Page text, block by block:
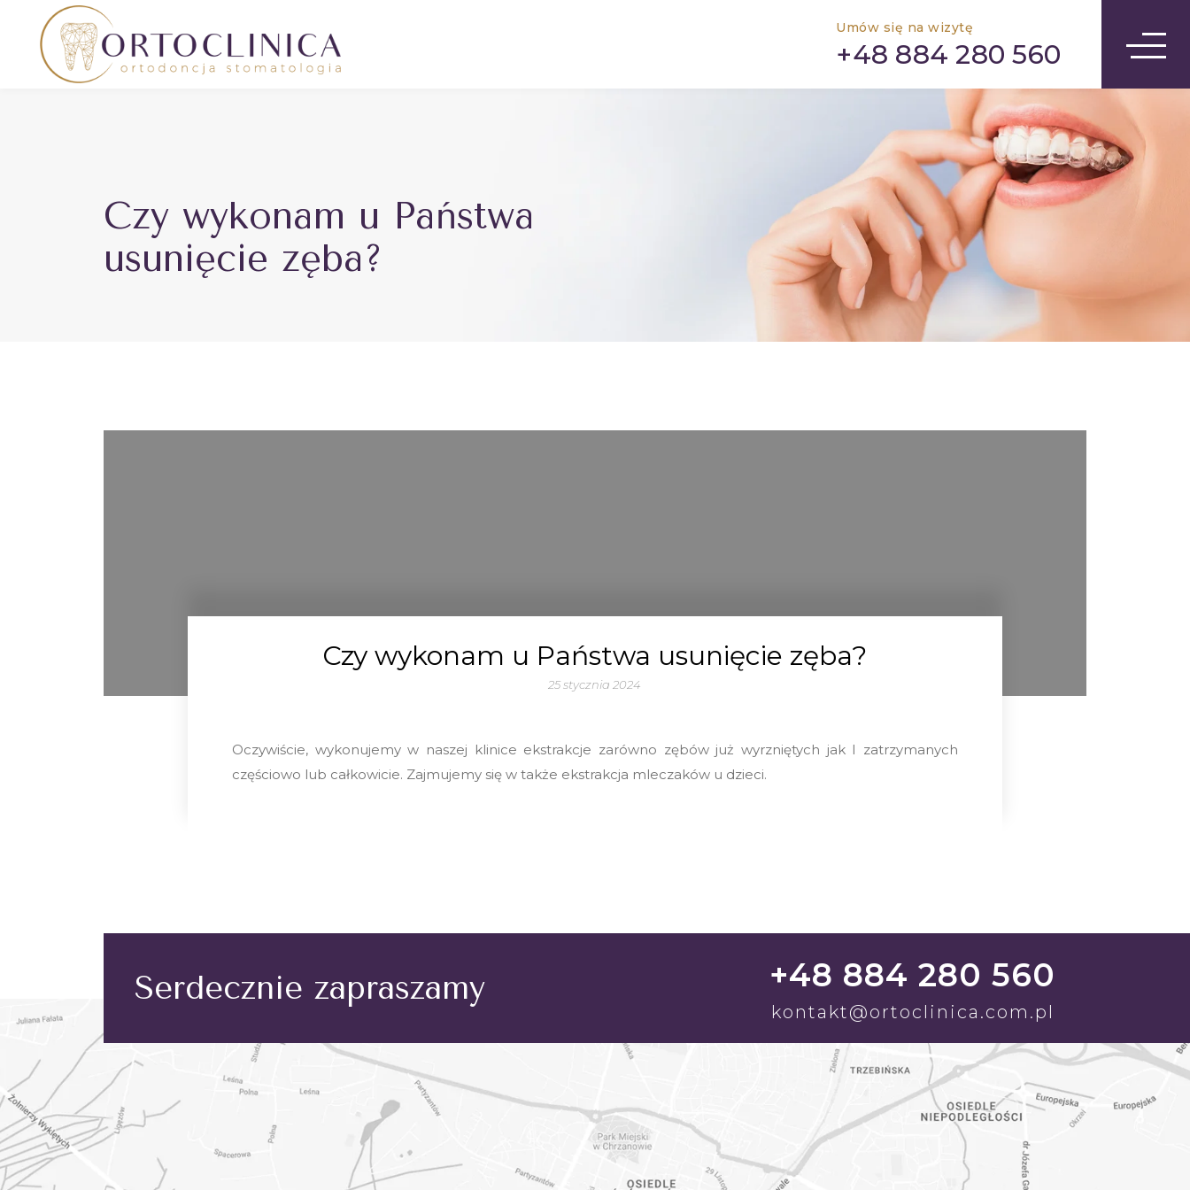
Umów się na wizytę
+48 884 280 560
Czy wykonam u Państwa
usunięcie zęba?
Czy wykonam u Państwa usunięcie zęba?
25 stycznia 2024
Oczywiście, wykonujemy w naszej klinice ekstrakcje zarówno zębów już wyrzniętych jak I zatrzymanych
częściowo lub całkowicie. Zajmujemy się w także ekstrakcja mleczaków u dzieci.
Serdecznie zapraszamy +48 884 280 560
kontakt@ortoclinica.com.pl